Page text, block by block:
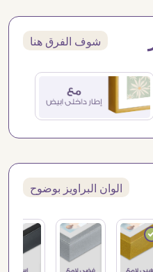
شوف الفرق هنا
الوان البراويز بوضوح